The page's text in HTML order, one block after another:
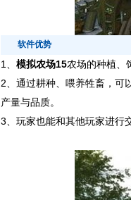
软件优势
1、 模拟农场15农场的种植、
2、通过耕种、喂养牲畜，可
产量与品质。
3、玩家也能和其他玩家进行